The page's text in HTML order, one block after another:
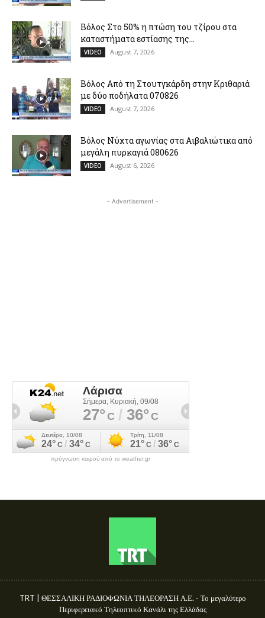
Βόλος Στο 50% η πτώση του τζίρου στα
καταστήματα εστίασης της...
VIDEO August 7, 2026
Βόλος Από τη Στουτγκάρδη στην Κριθαριά
με δύο ποδήλατα 070826
VIDEO August 7, 2026
Βόλος Νύχτα αγωνίας στα Αιβαλιώτικα από
μεγάλη πυρκαγιά 080626
VIDEO August 6, 2026
- Advertisement -
πρόγνωση καιρού από το weather.gr
TRT | ΘΕΣΣΑΛΙΚΗ ΡΑΔΙΟΦΩΝΙΑ ΤΗΛΕΟΡΑΣΗ Α.Ε. - Το μεγαλύτερο
Περιφερειακό Τηλεοπτικό Κανάλι της Ελλάδας